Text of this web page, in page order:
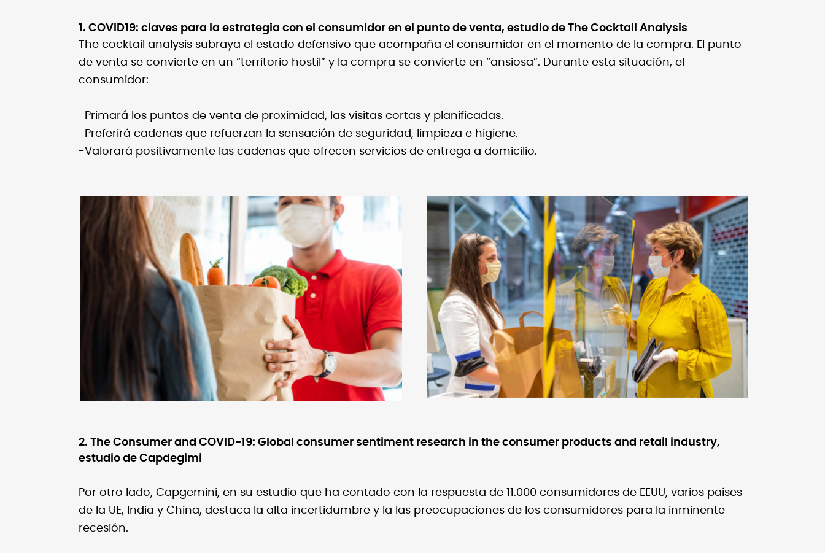
1. COVID19: claves para la estrategia con el consumidor en el punto de venta, estudio de The Cocktail Analysis
The cocktail analysis subraya el estado defensivo que acompaña el consumidor en el momento de la compra. El punto
de venta se convierte en un “territorio hostil” y la compra se convierte en “ansiosa”. Durante esta situación, el
consumidor:
-Primará los puntos de venta de proximidad, las visitas cortas y planificadas.
-Preferirá cadenas que refuerzan la sensación de seguridad, limpieza e higiene.
-Valorará positivamente las cadenas que ofrecen servicios de entrega a domicilio.
2. The Consumer and COVID-19: Global consumer sentiment research in the consumer products and retail industry,
estudio de Capdegimi
Por otro lado, Capgemini, en su estudio que ha contado con la respuesta de 11.000 consumidores de EEUU, varios países
de la UE, India y China, destaca la alta incertidumbre y la las preocupaciones de los consumidores para la inminente
recesión.